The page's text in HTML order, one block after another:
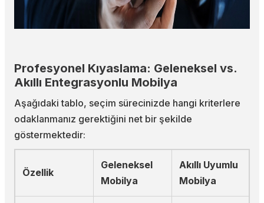
Profesyonel Kıyaslama: Geleneksel vs.
Akıllı Entegrasyonlu Mobilya
Aşağıdaki tablo, seçim sürecinizde hangi kriterlere
odaklanmanız gerektiğini net bir şekilde
göstermektedir:
Özellik
Geleneksel
Mobilya
Akıllı Uyumlu
Mobilya